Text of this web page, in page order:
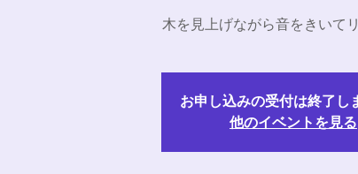
木を見上げながら音をきいて
お申し込みの受付は終了し
他のイベントを見る